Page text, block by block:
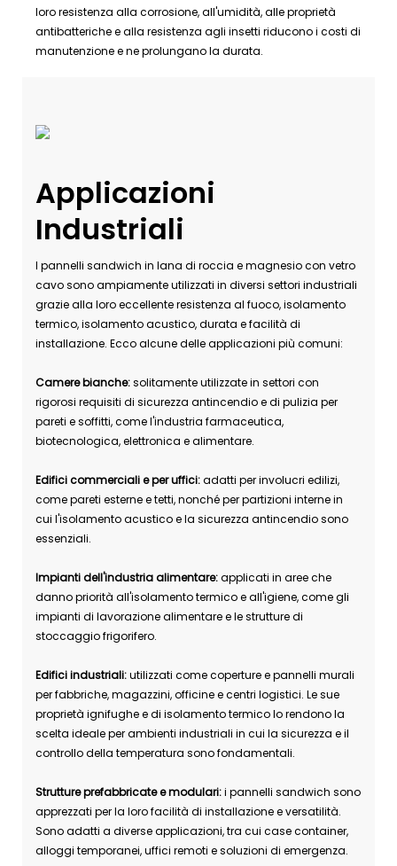
loro resistenza alla corrosione, all'umidità, alle proprietà
antibatteriche e alla resistenza agli insetti riducono i costi di
manutenzione e ne prolungano la durata.
Applicazioni
Industriali
I pannelli sandwich in lana di roccia e magnesio con vetro
cavo sono ampiamente utilizzati in diversi settori industriali
grazie alla loro eccellente resistenza al fuoco, isolamento
termico, isolamento acustico, durata e facilità di
installazione. Ecco alcune delle applicazioni più comuni:
Camere bianche:solitamente utilizzate in settori con
rigorosi requisiti di sicurezza antincendio e di pulizia per
pareti e soffitti, come l'industria farmaceutica,
biotecnologica, elettronica e alimentare.
Edifici commerciali e per uffici:adatti per involucri edilizi,
come pareti esterne e tetti, nonché per partizioni interne in
cui l'isolamento acustico e la sicurezza antincendio sono
essenziali.
Impianti dell'industria alimentare:applicati in aree che
danno priorità all'isolamento termico e all'igiene, come gli
impianti di lavorazione alimentare e le strutture di
stoccaggio frigorifero.
Edifici industriali:utilizzati come coperture e pannelli murali
per fabbriche, magazzini, officine e centri logistici. Le sue
proprietà ignifughe e di isolamento termico lo rendono la
scelta ideale per ambienti industriali in cui la sicurezza e il
controllo della temperatura sono fondamentali.
Strutture prefabbricate e modulari:i pannelli sandwich sono
apprezzati per la loro facilità di installazione e versatilità.
Sono adatti a diverse applicazioni, tra cui case container,
alloggi temporanei, uffici remoti e soluzioni di emergenza.